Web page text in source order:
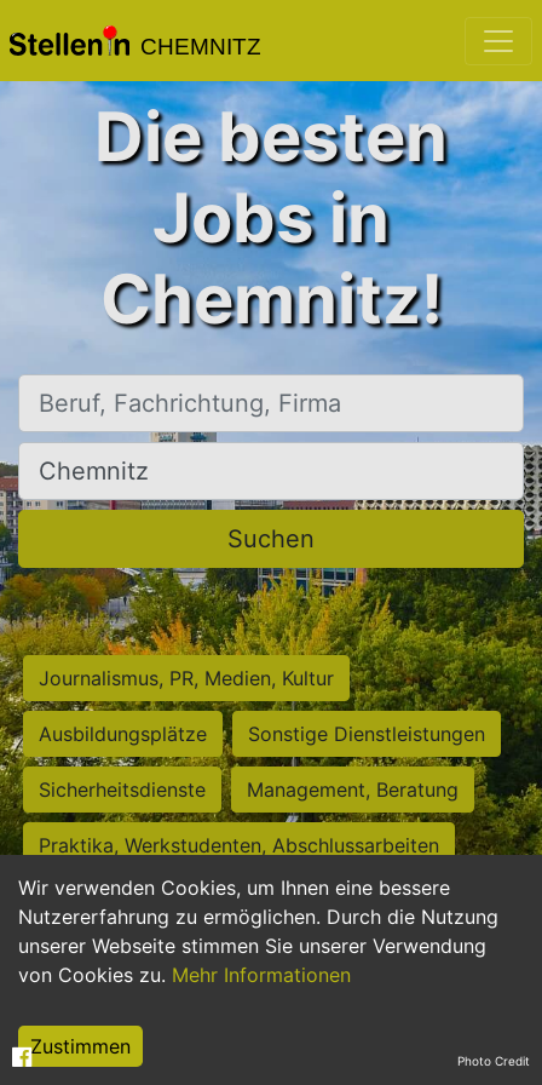
CHEMNITZ
Wir verwenden Cookies, um Ihnen eine bessere
Nutzererfahrung zu ermöglichen. Durch die Nutzung
unserer Webseite stimmen Sie unserer Verwendung
von Cookies zu. Mehr Informationen
Zustimmen
Die besten
Jobs in
Chemnitz!
Beruf, Fachrichtung, Firma
Ort, Stadt
Suchen
Journalismus, PR, Medien, Kultur
Ausbildungsplätze Sonstige Dienstleistungen
Sicherheitsdienste Management, Beratung
Praktika, Werkstudenten, Abschlussarbeiten
Personalwesen Assistenz, Sekretariat
Hilfskräfte, Aushilfs- und Nebenjobs
Weiterbildung, Studium, duale Ausbildung Photo Credit